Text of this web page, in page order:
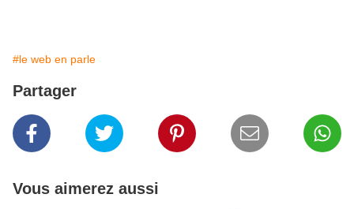
#le web en parle
Partager
Vous aimerez aussi